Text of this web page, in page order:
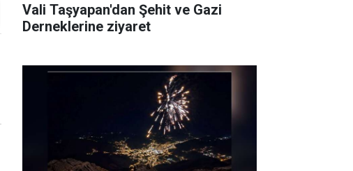
Vali Taşyapan'dan Şehit ve Gazi
Derneklerine ziyaret